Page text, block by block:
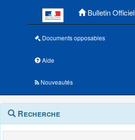
Bulletin Officiel
Documents opposables
Aide
Nouveautés
Navigation
outils
Menu
contextuel
Recherche